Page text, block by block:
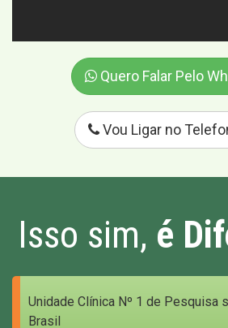
Quero Falar Pelo
Vou Ligar no
Isso sim, é
Unidade Clínica Nº 1 de Pesquisa
Brasil